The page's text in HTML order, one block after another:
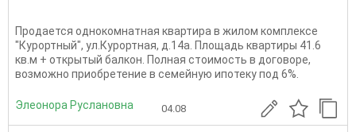
Продается однокомнатная квартира в жилом комплексе
"Курортный", ул.Курортная, д.14а. Площадь квартиры 41.6
кв.м + открытый балкон. Полная стоимость в договоре,
возможно приобретение в семейную ипотеку под 6%.
Элеонора Руслановна 04.08